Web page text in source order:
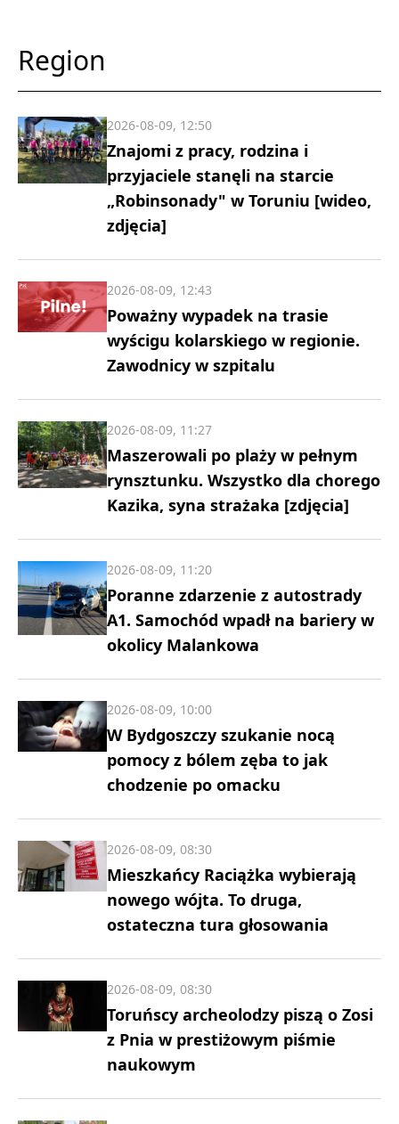
Region
Znajomi z pracy, rodzina i
przyjaciele stanęli na starcie
„Robinsonady" w Toruniu [wideo,
zdjęcia]
2026-08-09, 12:50
Poważny wypadek na trasie
wyścigu kolarskiego w regionie.
Zawodnicy w szpitalu
2026-08-09, 12:43
Maszerowali po plaży w pełnym
rynsztunku. Wszystko dla chorego
Kazika, syna strażaka [zdjęcia]
2026-08-09, 11:27
Poranne zdarzenie z autostrady
A1. Samochód wpadł na bariery w
okolicy Malankowa
2026-08-09, 11:20
W Bydgoszczy szukanie nocą
pomocy z bólem zęba to jak
chodzenie po omacku
2026-08-09, 10:00
Mieszkańcy Raciążka wybierają
nowego wójta. To druga,
ostateczna tura głosowania
2026-08-09, 08:30
Toruńscy archeolodzy piszą o Zosi
z Pnia w prestiżowym piśmie
naukowym
2026-08-09, 08:30